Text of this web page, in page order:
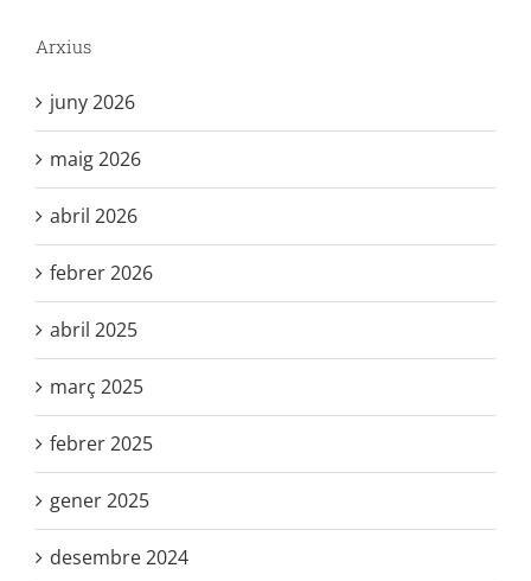
Arxius
juny 2026
maig 2026
abril 2026
febrer 2026
abril 2025
març 2025
febrer 2025
gener 2025
desembre 2024